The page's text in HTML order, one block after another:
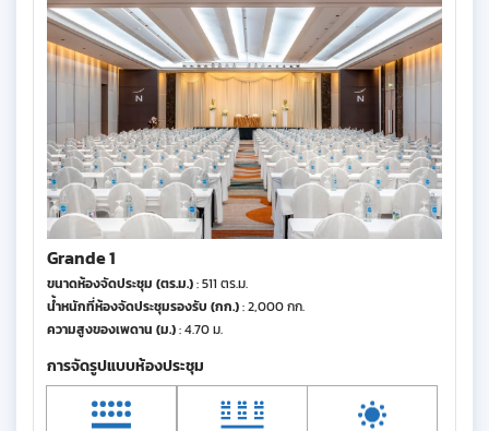
Grande 1
ขนาดห้องจัดประชุม (ตร.ม.): 511 ตร.ม.
น้ำหนักที่ห้องจัดประชุมรองรับ (กก.): 2,000 กก.
ความสูงของเพดาน (ม.): 4.70 ม.
การจัดรูปแบบห้องประชุม